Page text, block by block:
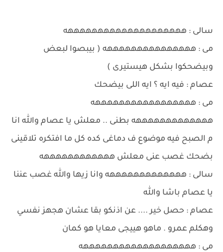
سالى : ههههههههههههههههههههه
مى : هههههههههههههههه ( بيبصوا لبعض
وبيضحكوا بشكل هيستيرى )
عصام : فيه ايه ؟ ايه اللى بيضحك
مى : هههههههههههههههههه
هههههههههههههه بطنى .. معلش يا عصام والله انا
م الصبح فيه موضوع ف دماغى كده كل ما افتكره تلاقينى
بضحك غصب عنى معلش ههههههههههههه
سالى : هههههههههههههه وانا زيها والله غصب عننا
يا عصام باشا والله
عصام : حصل خير .... عن اذنكو بقا عشان هجهز نفسي
وهكلم عمرو . ماهو هييجى معايا هو كمان
مى : هههههههههههههههههههه